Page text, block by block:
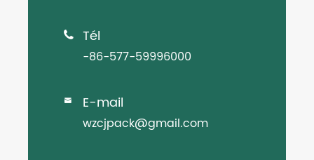
 Tél
-86-577-59996000
 E-mail
wzcjpack@gmail.com